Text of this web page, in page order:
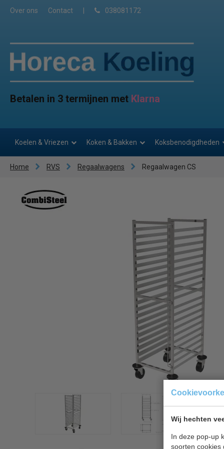
Wij hechten
In deze pop-up
soorten cookies
Over ons Contact 038081172
Betalen in 3 termijnen met Klarna
Koelen & Vriezen Koken & Bakken Koksbenodigdheden
Home RVS Regaalwagens Regaalwagen CS